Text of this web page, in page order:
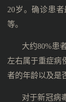
20岁。确诊患
等。
大约80%患
左右属于重症病
者的年龄以及是
对于新冠病